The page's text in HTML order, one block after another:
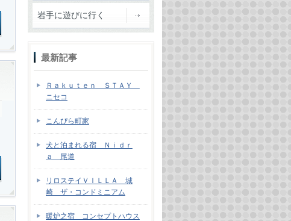
続きを読む
岩手に遊びに行く
最新記事
Ｒａｋｕｔｅｎ ＳＴＡＹ
ニセコ
こんぴら町家
犬と泊まれる宿 Ｎｉｄｒ
ａ 尾道
リロステイＶＩＬＬＡ 城
崎 ザ・コンドミニアム
暖炉之宿 コンセプトハウス